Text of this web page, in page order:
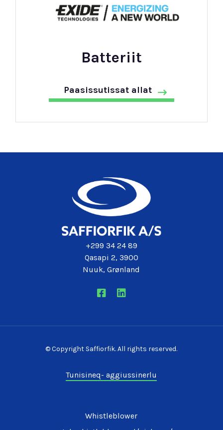
Batteriit
Paasissutissat allat
+299 34 24 89
Qasapi 2, 3900
Nuuk, Grønland
© Copyright Saffiorfik. All rights reserved.
Tunisineq- aggiussinerlu
Whistleblower